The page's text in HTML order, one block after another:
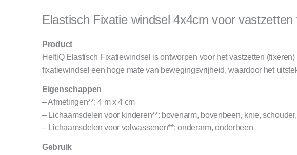
Elastisch Fixatie windsel 4x4cm voor
Product
HeltiQ Elastisch Fixatiewindsel is ontworpen voor het vastzetten
fixatiewindsel een hoge mate van bewegingsvrijheid, waardoor het
Eigenschappen
– Afmetingen**: 4 m x 4 cm
– Lichaamsdelen voor kinderen**: bovenarm, bovenbeen, knie,
– Lichaamsdelen voor volwassenen**: onderarm, onderbeen
Gebruik